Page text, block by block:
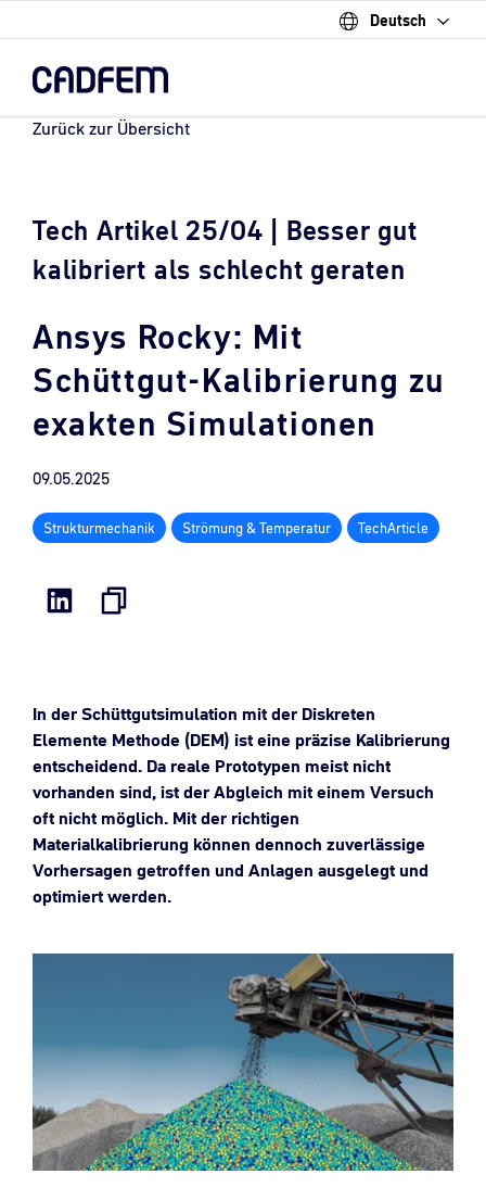
Deutsch
content.
Zurück zur Übersicht
Tech Artikel 25/04 | Besser gut
kalibriert als schlecht geraten
Ansys Rocky: Mit
Schüttgut-Kalibrierung zu
exakten Simulationen
09.05.2025
Strukturmechanik Strömung & Temperatur TechArticle
In der Schüttgutsimulation mit der Diskreten
Elemente Methode (DEM) ist eine präzise Kalibrierung
entscheidend. Dareale Prototypen meist nicht
vorhanden sind,ist der Abgleich miteinem Versuch
oft nicht möglich. Mitder richtigen
Materialkalibrierung können dennoch zuverlässige
Vorhersagen getroffen und Anlagen ausgelegtund
optimiertwerden.